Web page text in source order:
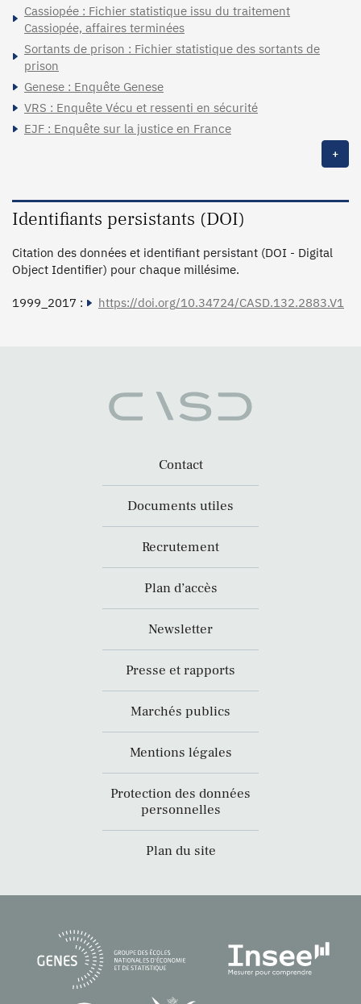
Cassiopée : Fichier statistique issu du traitement
Cassiopée, affaires terminées
Sortants de prison : Fichier statistique des sortants de
prison
Genese : Enquête Genese
VRS : Enquête Vécu et ressenti en sécurité
EJF : Enquête sur la justice en France
+
Identifiants persistants (DOI)
Citation des données et identifiant persistant (DOI - Digital
Object Identifier) pour chaque millésime.
1999_2017 : https://doi.org/10.34724/CASD.132.2883.V1
Contact
Documents utiles
Recrutement
Plan d’accès
Newsletter
Presse et rapports
Marchés publics
Mentions légales
Protection des données
personnelles
Plan du site